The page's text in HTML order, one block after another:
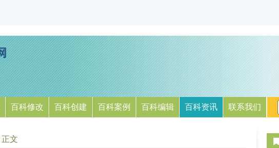
百科修改 百科创建 百科案例 百科编辑 百科资讯 联系我们
正文